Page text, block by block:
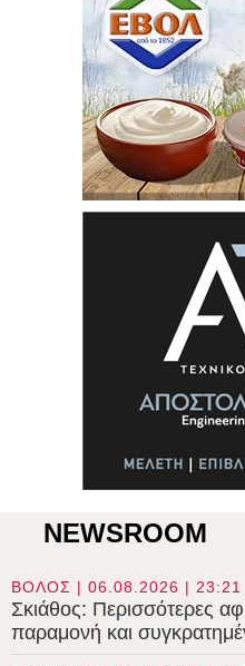
NEWSROOM
ΒΟΛΟΣ | 06.08.2026 | 23:21
Σκιάθος: Περισσότερες
παραμονή και